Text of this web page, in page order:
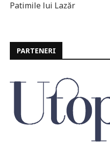
Patimile lui Lazăr
PARTENERI